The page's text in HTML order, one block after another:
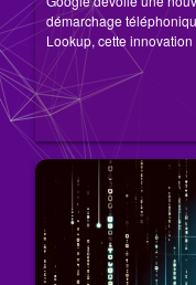
démarchage
Lookup, cette